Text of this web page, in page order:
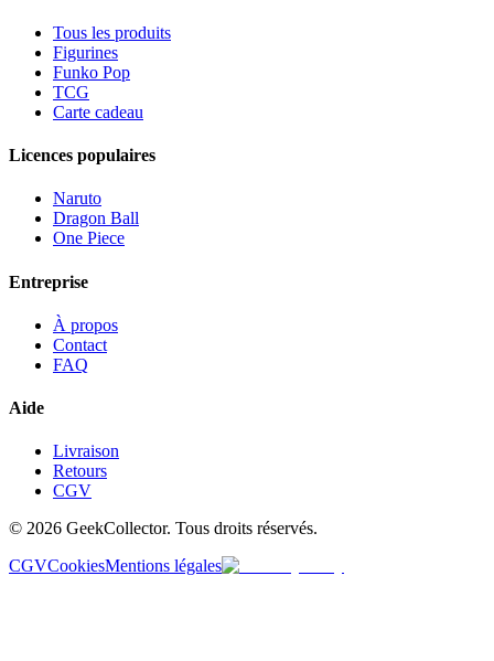
Tous les produits
Figurines
Funko Pop
TCG
Carte cadeau
Licences populaires
Naruto
Dragon Ball
One Piece
Entreprise
À propos
Contact
FAQ
Aide
Livraison
Retours
CGV
© 2026 GeekCollector. Tous droits réservés.
CGVCookiesMentions légales